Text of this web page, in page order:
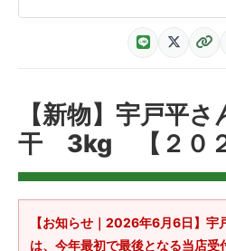
【新物】宇戸平
干 3kg 【２０
【お知らせ｜2026年6月6日】宇
は、今年最初で最後となる当店受